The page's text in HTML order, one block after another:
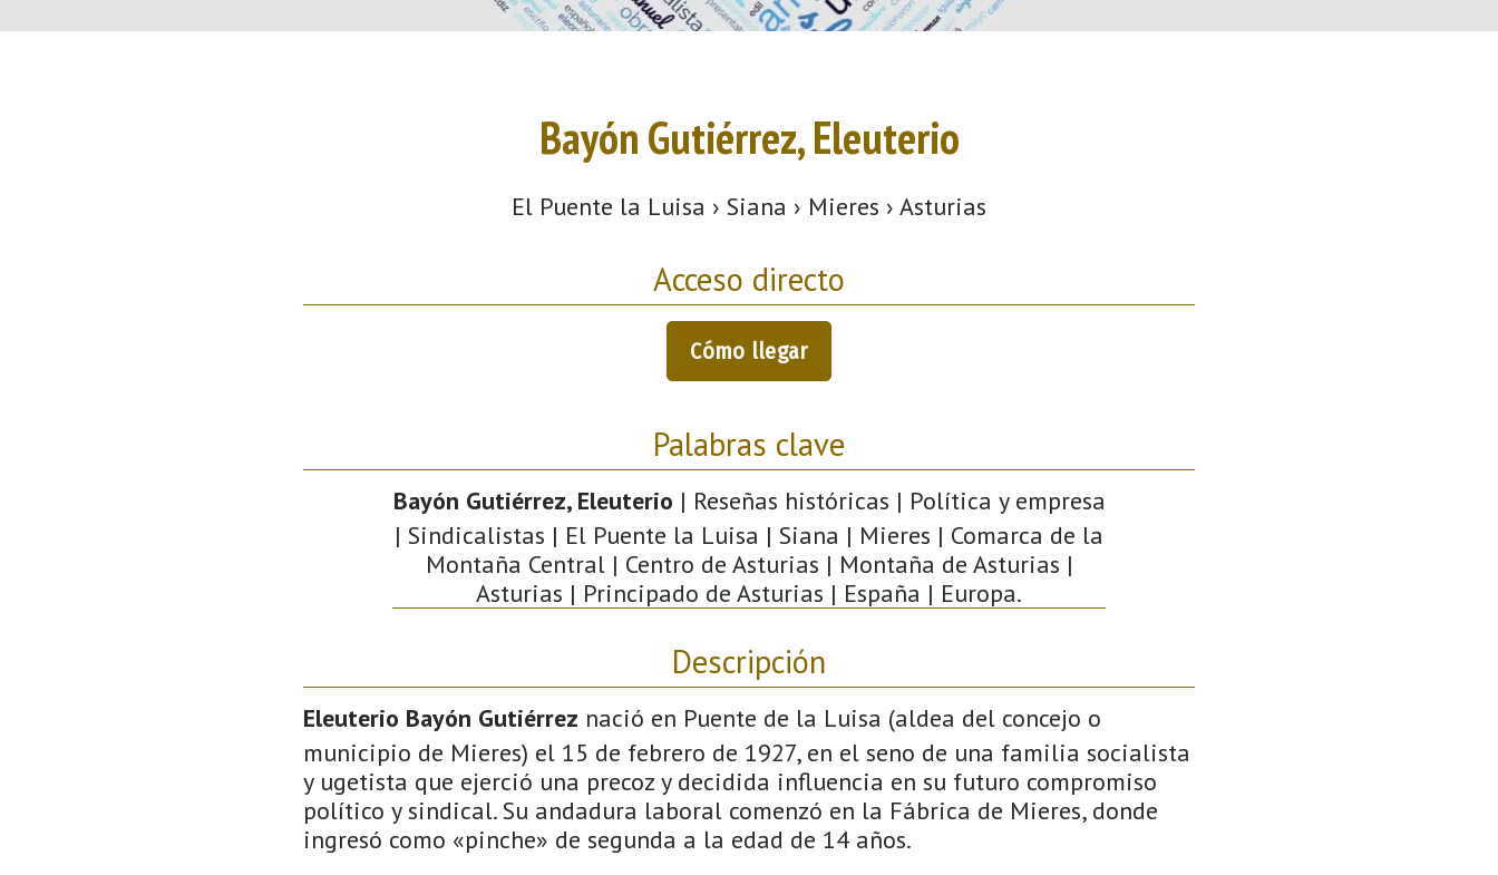
Bayón Gutiérrez, Eleuterio
El Puente la Luisa › Siana › Mieres › Asturias
Acceso directo
Cómo llegar
Palabras clave
Bayón Gutiérrez, Eleuterio | Reseñas históricas | Política y empresa
| Sindicalistas | El Puente la Luisa | Siana | Mieres | Comarca de la
Montaña Central | Centro de Asturias | Montaña de Asturias |
Asturias | Principado de Asturias | España | Europa.
Descripción
Eleuterio Bayón Gutiérrez nació en Puente de la Luisa (aldea del concejo o
municipio de Mieres) el 15 de febrero de 1927, en el seno de una familia socialista
y ugetista que ejerció una precoz y decidida influencia en su futuro compromiso
político y sindical. Su andadura laboral comenzó en la Fábrica de Mieres, donde
ingresó como «pinche» de segunda a la edad de 14 años.